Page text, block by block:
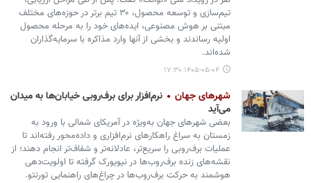
تیم‌سازی و توسعه محصول، ۳۰ تیم برتر در حوزه‌های مختلف
مبتنی بر هوش مصنوعی، ایده‌های خود را به مرحله محصول
اولیه رساندند و بخشی از آنها وارد مذاکره با سرمایه‌گذاران
شده‌اند.
۱۴۰۵-۰۵-۰۴ ۱۷:۳۰
شهرهای جهان
نرم‌افزار برای برف‌روبی خیابان‌ها به میدان
می‌آید
بعضی شهرهای جهان به‌ویژه در آمریکای شمالی با ورود به
زمستان به سراغ راهکارهای نرم‌افزاری و داده‌محور رفته‌اند تا
عملیات برف‌روبی را سریع‌تر، عادلانه‌تر و شفاف‌تر انجام دهند؛ از
نقشه‌های زنده برف‌روب‌ها در نیویورک گرفته تا اولویت‌دهی
هوشمند به حرکت برف‌روب‌ها در چراغ‌های راهنمایی تورنتو.